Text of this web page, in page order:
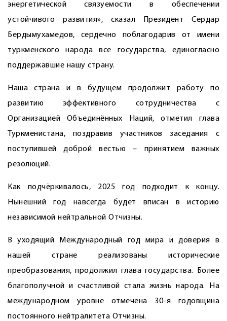
энергетической связуемости в обеспечении
устойчивого развития», сказал Президент Сердар
Бердымухамедов, сердечно поблагодарив от имени
туркменского народа все государства, единогласно
поддержавшие нашу страну.
Наша страна и в будущем продолжит работу по
развитию эффективного сотрудничества с
Организацией Объединённых Наций, отметил глава
Туркменистана, поздравив участников заседания с
поступившей доброй вестью – принятием важных
резолюций.
Как подчёркивалось, 2025 год подходит к концу.
Нынешний год навсегда будет вписан в историю
независимой нейтральной Отчизны.
В уходящий Международный год мира и доверия в
нашей стране реализованы исторические
преобразования, продолжил глава государства. Более
благополучной и счастливой стала жизнь народа. На
международном уровне отмечена 30-я годовщина
постоянного нейтралитета Отчизны.